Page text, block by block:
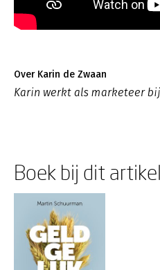
Over Karin de Zwaan
Karin werkt als marketeer
Boek bij dit artikel